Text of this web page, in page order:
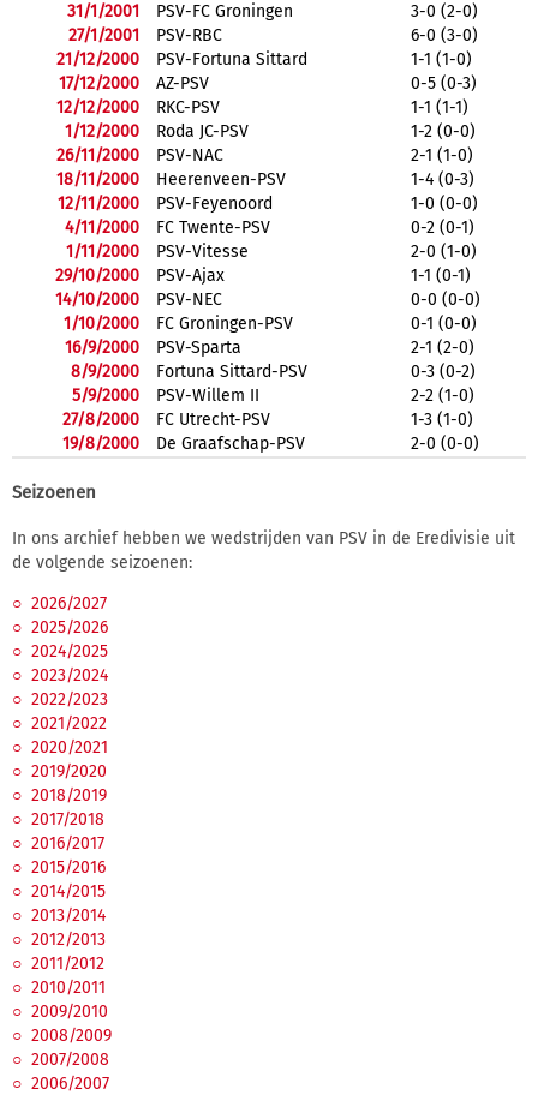
31/1/2001
PSV-FC Groningen
3-0 (2-0)
27/1/2001
PSV-RBC
6-0 (3-0)
21/12/2000
PSV-Fortuna Sittard
1-1 (1-0)
17/12/2000
AZ-PSV
0-5 (0-3)
12/12/2000
RKC-PSV
1-1 (1-1)
1/12/2000
Roda JC-PSV
1-2 (0-0)
26/11/2000
PSV-NAC
2-1 (1-0)
18/11/2000
Heerenveen-PSV
1-4 (0-3)
12/11/2000
PSV-Feyenoord
1-0 (0-0)
4/11/2000
FC Twente-PSV
0-2 (0-1)
1/11/2000
PSV-Vitesse
2-0 (1-0)
29/10/2000
PSV-Ajax
1-1 (0-1)
14/10/2000
PSV-NEC
0-0 (0-0)
1/10/2000
FC Groningen-PSV
0-1 (0-0)
16/9/2000
PSV-Sparta
2-1 (2-0)
8/9/2000
Fortuna Sittard-PSV
0-3 (0-2)
5/9/2000
PSV-Willem II
2-2 (1-0)
27/8/2000
FC Utrecht-PSV
1-3 (1-0)
19/8/2000
De Graafschap-PSV 2-0 (0-0)
Seizoenen
In ons archief hebben we wedstrijden van PSV in de Eredivisie uit
de volgende seizoenen:
2026/2027
2025/2026
2024/2025
2023/2024
2022/2023
2021/2022
2020/2021
2019/2020
2018/2019
2017/2018
2016/2017
2015/2016
2014/2015
2013/2014
2012/2013
2011/2012
2010/2011
2009/2010
2008/2009
2007/2008
2006/2007